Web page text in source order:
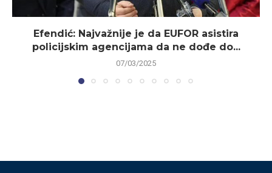
Efendić: Najvažnije je da EUFOR asistira
policijskim agencijama da ne dođe do...
07/03/2025